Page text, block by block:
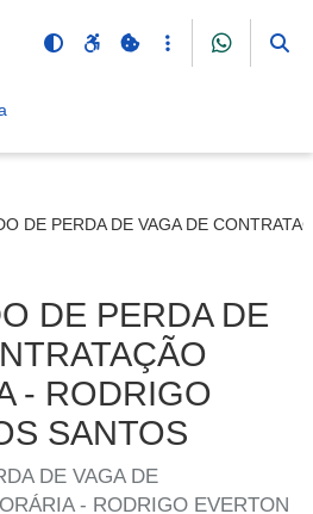
DE PERDA DE VAGA DE
DE PERDA DE
- RODRIGO
SANTOS
DE VAGA DE
- RODRIGO EVERTON